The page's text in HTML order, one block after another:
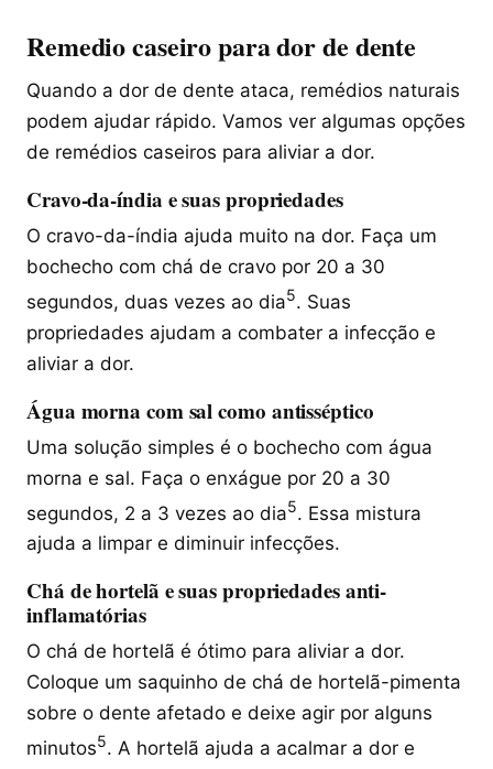
Remedio caseiro para dor de dente
Quando a dor de dente ataca, remédios naturais
podem ajudar rápido. Vamos ver algumas opções
de remédios caseiros para aliviar a dor.
Cravo-da-índia e suas propriedades
O cravo-da-índia ajuda muito na dor. Faça um
bochecho com chá de cravo por 20 a 30
segundos, duas vezes ao dia5. Suas
propriedades ajudam a combater a infecção e
aliviar a dor.
Água morna com sal como antisséptico
Uma solução simples é o bochecho com água
morna e sal. Faça o enxágue por 20 a 30
segundos, 2 a 3 vezes ao dia5. Essa mistura
ajuda a limpar e diminuir infecções.
Chá de hortelã e suas propriedades anti-
inflamatórias
O chá de hortelã é ótimo para aliviar a dor.
Coloque um saquinho de chá de hortelã-pimenta
sobre o dente afetado e deixe agir por alguns
minutos5. A hortelã ajuda a acalmar a dor e